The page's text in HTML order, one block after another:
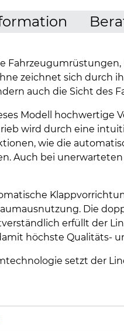
zeichnet sich durch
auch die Sicht des
Modell hochwertige
wird durch eine
wie die
Auch bei
Die
erfüllt der
höchste Qualitäts-
setzt der